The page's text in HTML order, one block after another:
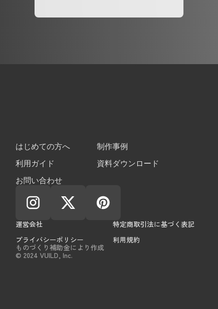
はじめての方へ
制作事例
利用ガイド
資料ダウンロード
お問い合わせ
運営会社
特定商取引法に基づく表記
プライバシーポリシー
利用規約
ものづくり補助金により作成
© 2024 VUILD, Inc.